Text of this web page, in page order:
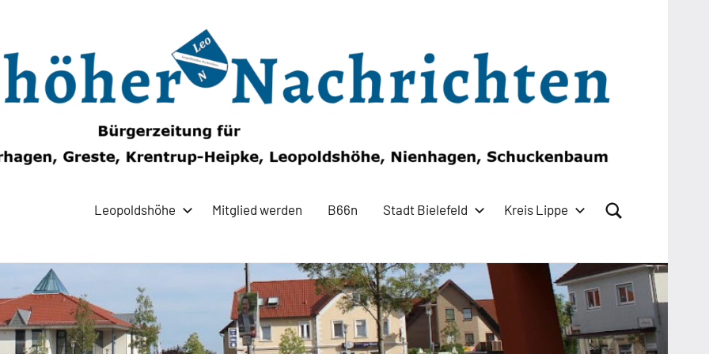
Leopoldshöhe Mitglied werden B66n Stadt Bielefeld Kreis Lippe